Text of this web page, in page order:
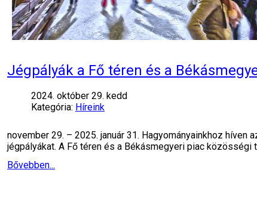
Jégpályák a Fő téren és a
2024. október 29. kedd
Kategória: Híreink
november 29. – 2025. január 31. Hagyományainkhoz
jégpályákat. A Fő téren és a Békásmegyeri piac közösségi
Bővebben...